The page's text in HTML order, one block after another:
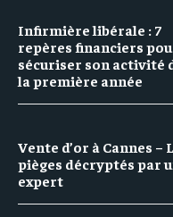
Infirmière libérale : 7
repères financiers
sécuriser son activité
la première année
Vente d’or à Cannes –
pièges décryptés par
expert